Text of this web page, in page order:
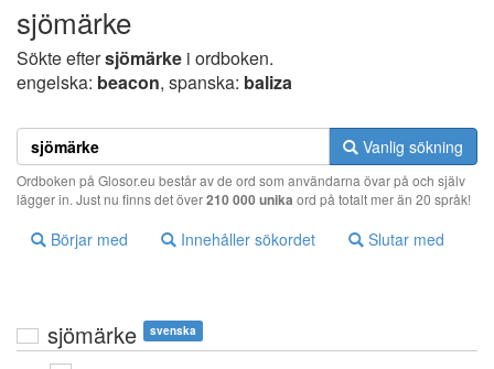
sjömärke
Sökte eftersjömärke i ordboken.
engelska: beacon, spanska: baliza
Vanlig sökning
Ordboken på Glosor.eu består av de ord som användarna övar på och själv
lägger in. Just nu finns det över210 000 unika ord på totalt mer än 20 språk!
Börjar med Innehåller sökordet Slutar med
sjömärke svenska